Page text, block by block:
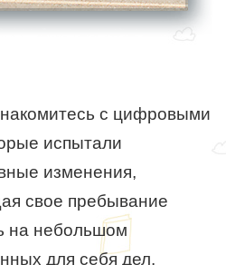
с цифровыми
испытали
изменения,
свое пребывание
на небольшом
для себя дел.